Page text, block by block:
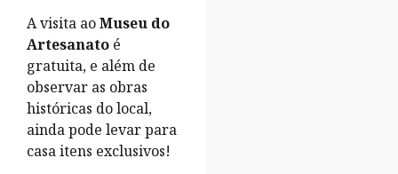
A visita aoMuseu do
Artesanato é
gratuita, e além de
observar as obras
históricas do local,
ainda pode levar para
casa itens exclusivos!